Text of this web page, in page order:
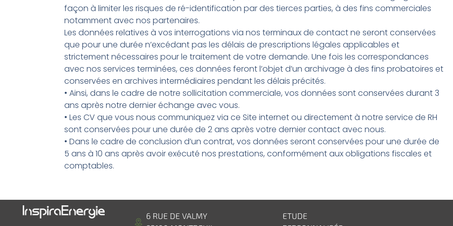
façon à limiter les risques de ré-identification par des tierces parties, à des fins commerciales
notamment avec nos partenaires.
Les données relatives à vos interrogations via nos terminaux de contact ne seront conservées
que pour une durée n’excédant pas les délais de prescriptions légales applicables et
strictement nécessaires pour le traitement de votre demande. Une fois les correspondances
avec nos services terminées, ces données feront l’objet d’un archivage à des fins probatoires et
conservées en archives intermédiaires pendant les délais précités.
• Ainsi, dans le cadre de notre sollicitation commerciale, vos données sont conservées durant 3
ans après notre dernier échange avec vous.
• Les CV que vous nous communiquez via ce Site internet ou directement à notre service de RH
sont conservées pour une durée de 2 ans après votre dernier contact avec nous.
• Dans le cadre de conclusion d’un contrat, vos données seront conservées pour une durée de
5 ans à 10 ans après avoir exécuté nos prestations, conformément aux obligations fiscales et
comptables.
6 RUE DE VALMY
ETUDE